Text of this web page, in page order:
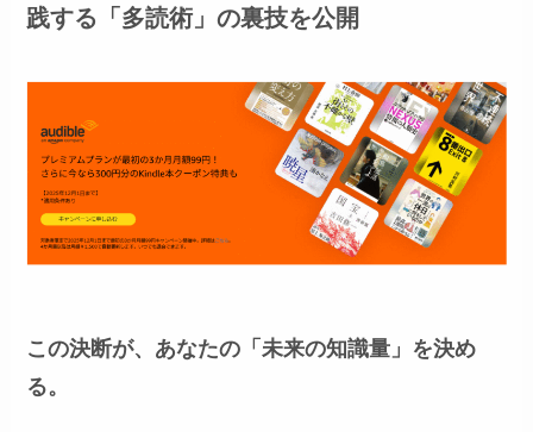
践する「多読術」の裏技を公開
この決断が、あなたの「未来の知識量」を決め
る。